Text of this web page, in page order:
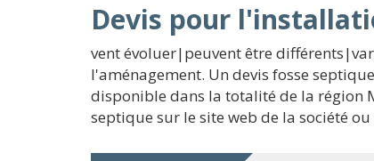
Devis pour
vent évoluer|peuvent être
l'aménagement. Un devis fosse
disponible dans la totalité de la région
septique sur le site web de la société